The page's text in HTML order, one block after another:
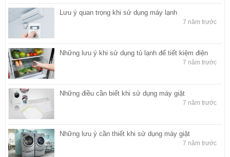
Lưu ý quan trọng khi sử dụng máy lạnh
7 năm trước
Những lưu ý khi sử dụng tủ lạnh để tiết kiệm điện
7 năm trước
Những điều cần biết khi sử dụng máy giặt
7 năm trước
Những lưu ý cần thiết khi sử dụng máy giặt
7 năm trước